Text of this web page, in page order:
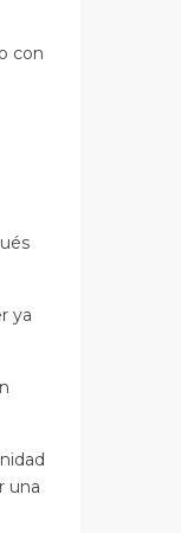
con
ya
una